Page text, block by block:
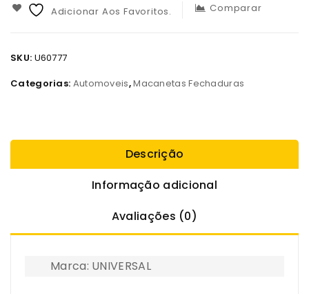
Adicionar Aos Favoritos. Comparar
SKU: U60777
Categorias: Automoveis,Macanetas Fechaduras
Descrição
Informação adicional
Avaliações (0)
Marca: UNIVERSAL